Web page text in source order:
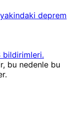
deprem
bildirimleri.
bu nedenle bu